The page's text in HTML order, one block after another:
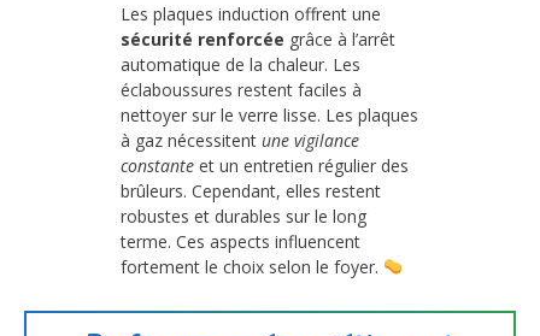
Les plaques induction offrent une
sécurité renforcée grâce à l’arrêt
automatique de la chaleur. Les
éclaboussures restent faciles à
nettoyer sur le verre lisse. Les plaques
à gaz nécessitent une vigilance
constante et un entretien régulier des
brûleurs. Cependant, elles restent
robustes et durables sur le long
terme. Ces aspects influencent
fortement le choix selon le foyer.